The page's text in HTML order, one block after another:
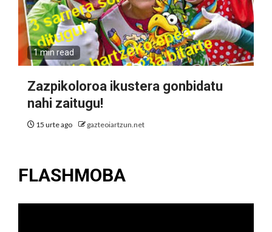
1 min read
Zazpikoloroa ikustera gonbidatu
nahi zaitugu!
15 urte ago gazteoiartzun.net
FLASHMOBA